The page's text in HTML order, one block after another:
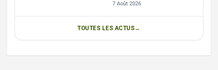
7 Août 2026
TOUTES LES ACTUS